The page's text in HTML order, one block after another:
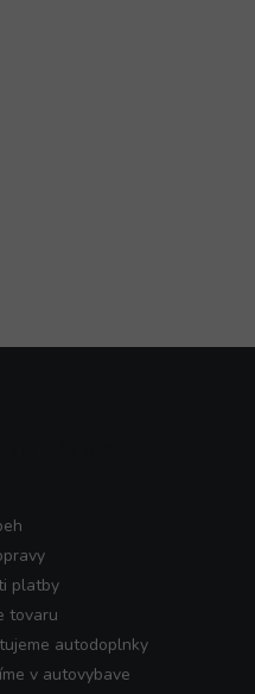
platby
tovaru
autodoplnky
v autovybave